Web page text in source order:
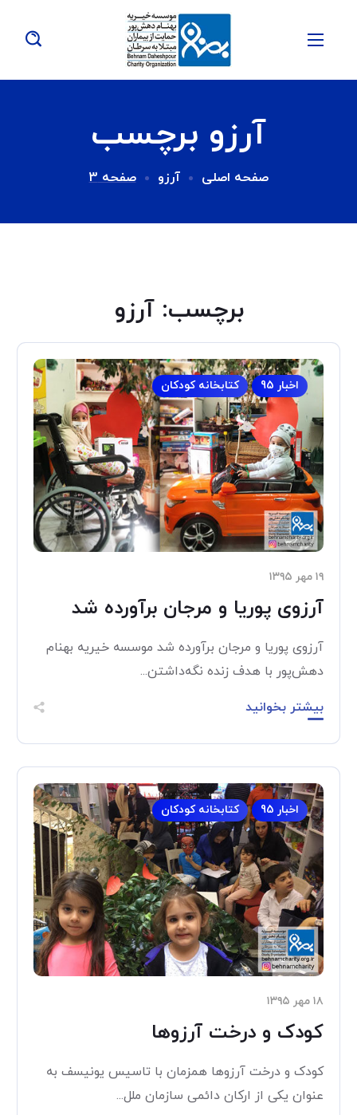
آرزو برچسب
صفحه اصلی آرزو صفحه 3
برچسب:آرزو
اخبار 95 کتابخانه کودکان
۱۹ مهر ۱۳۹۵
آرزوی پوریا و مرجان برآورده شد
آرزوی پوریا و مرجان برآورده شد موسسه خیریه بهنام
دهش‌پور با هدف زنده نگه‌داشتن...
بیشتر بخوانید
اخبار 95 کتابخانه کودکان
۱۸ مهر ۱۳۹۵
کودک و درخت آرزوها
کودک و درخت آرزوها همزمان با تاسیس یونیسف به
عنوان یکی از ارکان دائمی سازمان ملل...